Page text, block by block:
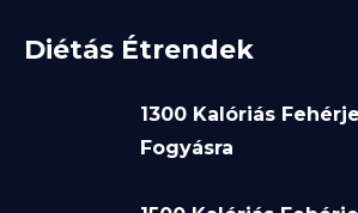
Diétás Étrendek
1300 Kalóriás
Fogyásra